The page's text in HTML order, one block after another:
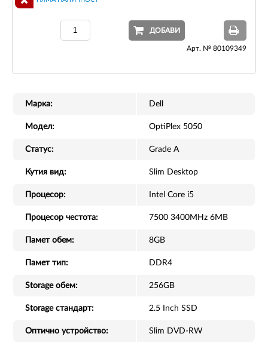
ДОБАВИ
Арт. № 80109349
Марка: Dell
Модел: OptiPlex 5050
Статус: Grade A
Кутия вид: Slim Desktop
Процесор: Intel Core i5
Процесор честота: 7500 3400MHz 6MB
Памет обем: 8GB
Памет тип: DDR4
Storage обем: 256GB
Storage стандарт: 2.5 Inch SSD
Оптично устройство: Slim DVD-RW